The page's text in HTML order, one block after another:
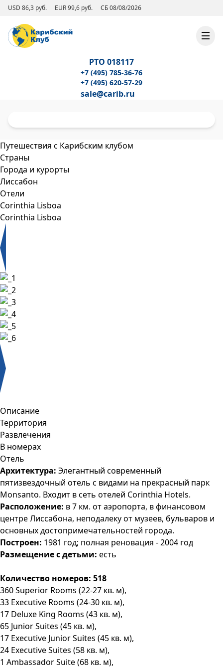
USD 86,3 руб. EUR 99,6 руб. СБ 08/08/2026
РТО 018117
+7 (495) 785-36-76
+7 (495) 620-57-29
sale@carib.ru
Путешествия с Карибским клубом
Страны
Города и курорты
Лиссабон
Отели
Corinthia Lisboa
Corinthia Lisboa
Описание
Территория
Развлечения
В номерах
Отель
Архитектура: Элегантный современный
пятизвездочный отель с видами на прекрасный парк
Monsanto. Входит в сеть отелей Corinthia Hotels.
Расположение: в 7 км. от аэропорта, в финансовом
центре Лиссабона, неподалеку от музеев, бульваров и
основных достопримечательностей города.
Построен: 1981 год; полная реновация - 2004 год
Размещение с детьми: есть
Количество номеров: 518
360 Superior Rooms (22-27 кв. м),
33 Executive Rooms (24-30 кв. м),
17 Deluxe King Rooms (43 кв. м),
65 Junior Suites (45 кв. м),
17 Executive Junior Suites (45 кв. м),
24 Executive Suites (58 кв. м),
1 Ambassador Suite (68 кв. м),